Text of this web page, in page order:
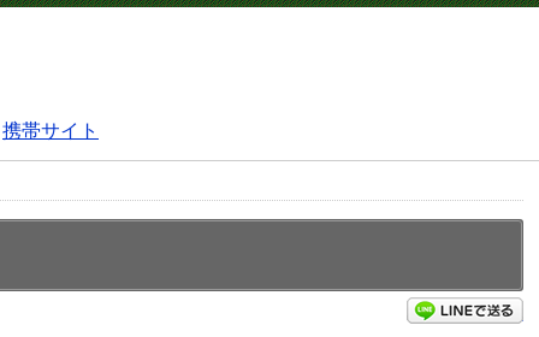
携帯サイト